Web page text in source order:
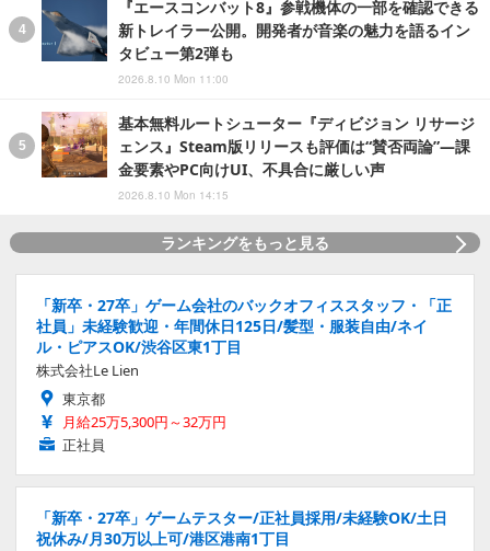
『エースコンバット8』参戦機体の一部を確認できる
新トレイラー公開。開発者が音楽の魅力を語るイン
タビュー第2弾も
2026.8.10 Mon 11:00
基本無料ルートシューター『ディビジョン リサージ
ェンス』Steam版リリースも評価は“賛否両論”―課
金要素やPC向けUI、不具合に厳しい声
2026.8.10 Mon 14:15
ランキングをもっと見る
「新卒・27卒」ゲーム会社のバックオフィススタッフ・「正
社員」未経験歓迎・年間休日125日/髪型・服装自由/ネイ
ル・ピアスOK/渋谷区東1丁目
株式会社Le Lien
東京都
月給25万5,300円～32万円
正社員
「新卒・27卒」ゲームテスター/正社員採用/未経験OK/土日
祝休み/月30万以上可/港区港南1丁目